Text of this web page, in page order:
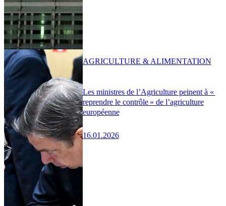
Les ministres de l’Agriculture peinent à «
reprendre le contrôle » de l’agriculture
européenne
16.01.2026
AGRICULTURE & ALIMENTATION